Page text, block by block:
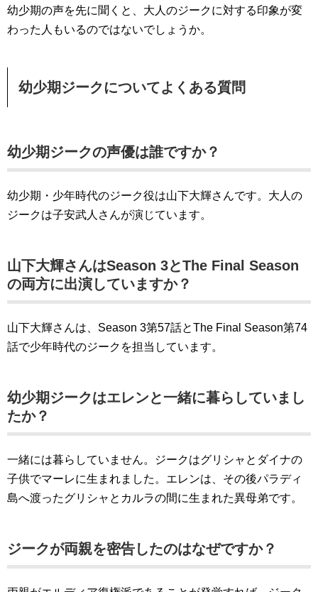
幼少期の声を先に聞くと、大人のジークに対する印象が変
わった人もいるのではないでしょうか。
幼少期ジークについてよくある質問
幼少期ジークの声優は誰ですか？
幼少期・少年時代のジーク役は山下大輝さんです。大人の
ジークは子安武人さんが演じています。
山下大輝さんはSeason 3とThe Final Season
の両方に出演していますか？
山下大輝さんは、Season 3第57話とThe Final Season第74
話で少年時代のジークを担当しています。
幼少期ジークはエレンと一緒に暮らしていまし
たか？
一緒には暮らしていません。ジークはグリシャとダイナの
子供でマーレに生まれました。エレンは、その後パラディ
島へ渡ったグリシャとカルラの間に生まれた異母弟です。
ジークが両親を密告したのはなぜですか？